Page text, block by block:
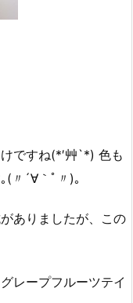
ですね(*′艸`*) 色も
(〃´∀｀ﾟ〃)｡
ありましたが、この
レープフルーツテイ